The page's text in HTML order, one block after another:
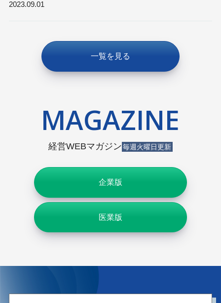
2023.09.01
一覧を見る
MAGAZINE
経営WEBマガジン 毎週火曜日更新
企業版
医業版